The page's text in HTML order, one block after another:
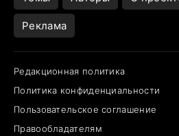
Реклама
Редакционная политика
Политика конфиденциальности
Пользовательское соглашение
Правообладателям